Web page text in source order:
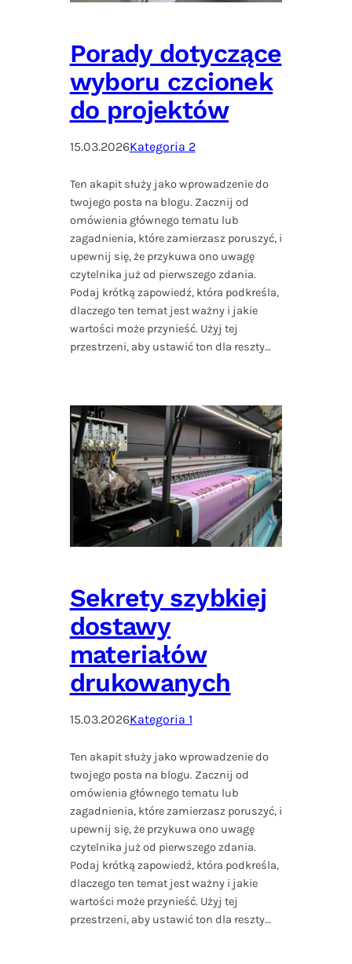
Porady dotyczące
wyboru czcionek
do projektów
15.03.2026Kategoria 2
Ten akapit służy jako wprowadzenie do
twojego posta na blogu. Zacznij od
omówienia głównego tematu lub
zagadnienia, które zamierzasz poruszyć, i
upewnij się, że przykuwa ono uwagę
czytelnika już od pierwszego zdania.
Podaj krótką zapowiedź, która podkreśla,
dlaczego ten temat jest ważny i jakie
wartości może przynieść. Użyj tej
przestrzeni, aby ustawić ton dla reszty…
Sekrety szybkiej
dostawy
materiałów
drukowanych
15.03.2026Kategoria 1
Ten akapit służy jako wprowadzenie do
twojego posta na blogu. Zacznij od
omówienia głównego tematu lub
zagadnienia, które zamierzasz poruszyć, i
upewnij się, że przykuwa ono uwagę
czytelnika już od pierwszego zdania.
Podaj krótką zapowiedź, która podkreśla,
dlaczego ten temat jest ważny i jakie
wartości może przynieść. Użyj tej
przestrzeni, aby ustawić ton dla reszty…